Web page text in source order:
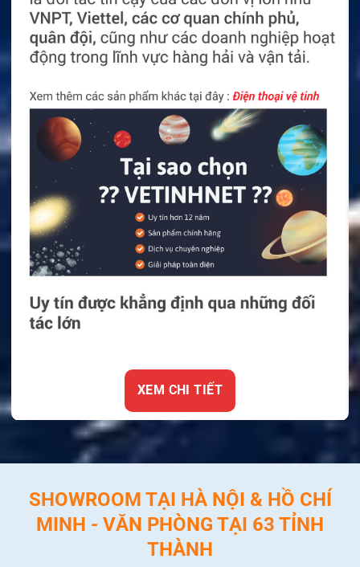
XEM CHI TIẾT
SHOWROOM TẠI HÀ NỘI & HỒ CHÍ
MINH - VĂN PHÒNG TẠI 63 TỈNH
THÀNH